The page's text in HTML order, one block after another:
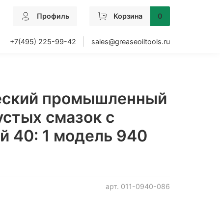
Профиль Корзина 0
+7(495) 225-99-42 sales@greaseoiltools.ru
арт. 011-0940-086
промышленный
смазок с
40: 1 модель 940